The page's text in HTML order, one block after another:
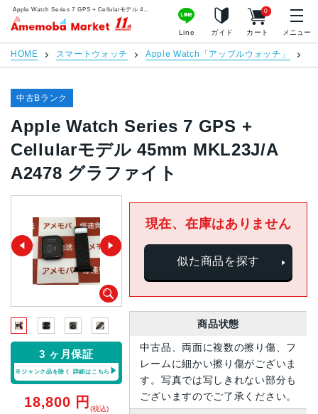
Apple Watch Series 7 GPS + Cellularモデル 45mm MKL23J/A A2478 グラファイト | 中古スマホ販売のアメモバマーケット
アメモバマーケット
Line ガイド カート
0
メニュー
HOME スマートウォッチ Apple Watch「アップルウォッチ」
中古Bランク
Apple Watch Series 7 GPS +
Cellularモデル 45mm MKL23J/A
A2478 グラファイト
3 ヶ月保証
※ジャンク品を除く 詳細はこちら
18,800 円 (税込)
現在、在庫はありません
似た商品を探す
商品状態
中古品、両面に複数の擦り傷、フ
レームに細かい擦り傷がございま
す。写真では写しきれない部分も
ございますのでご了承ください。